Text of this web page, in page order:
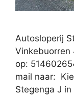
Autosloperij
Vinkebuorren
op:
mail naar:
Stegenga J